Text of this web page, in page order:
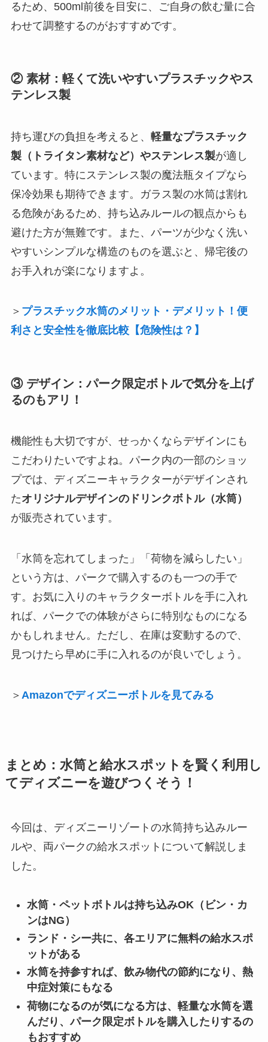
るため、500ml前後を目安に、ご自身の飲む量に合
わせて調整するのがおすすめです。
② 素材：軽くて洗いやすいプラスチックやス
テンレス製
持ち運びの負担を考えると、 軽量なプラスチック
製（トライタン素材など）やステンレス製が適し
ています。特にステンレス製の魔法瓶タイプなら
保冷効果も期待できます。ガラス製の水筒は割れ
る危険があるため、持ち込みルールの観点からも
避けた方が無難です。また、パーツが少なく洗い
やすいシンプルな構造のものを選ぶと、帰宅後の
お手入れが楽になりますよ。
＞ プラスチック水筒のメリット・デメリット！便
利さと安全性を徹底比較【危険性は？】
③ デザイン：パーク限定ボトルで気分を上げ
るのもアリ！
機能性も大切ですが、せっかくならデザインにも
こだわりたいですよね。パーク内の一部のショッ
プでは、ディズニーキャラクターがデザインされ
たオリジナルデザインのドリンクボトル（水筒）
が販売されています。
「水筒を忘れてしまった」「荷物を減らしたい」
という方は、パークで購入するのも一つの手で
す。お気に入りのキャラクターボトルを手に入れ
れば、パークでの体験がさらに特別なものになる
かもしれません。ただし、在庫は変動するので、
見つけたら早めに手に入れるのが良いでしょう。
＞ Amazonでディズニーボトルを見てみる
まとめ：水筒と給水スポットを賢く利用し
てディズニーを遊びつくそう！
今回は、ディズニーリゾートの水筒持ち込みルー
ルや、両パークの給水スポットについて解説しま
した。
水筒・ペットボトルは持ち込みOK（ビン・カ
ンはNG）
ランド・シー共に、各エリアに無料の給水スポ
ットがある
水筒を持参すれば、飲み物代の節約になり、熱
中症対策にもなる
荷物になるのが気になる方は、軽量な水筒を選
んだり、パーク限定ボトルを購入したりするの
もおすすめ